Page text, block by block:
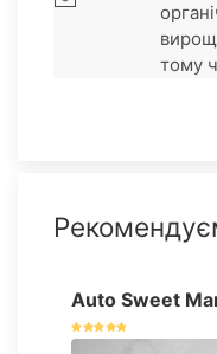
тому
Auto Sweet